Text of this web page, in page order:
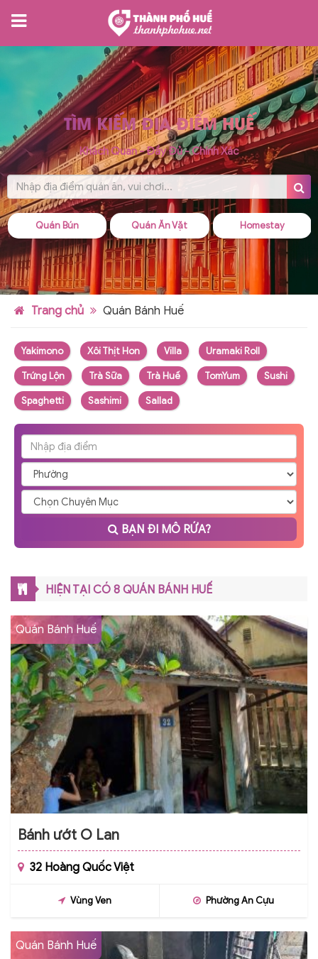
TÌM KIẾM ĐỊA ĐIỂM HUẾ
Khách Quan - Đầy Đủ - Chính Xác
Quán Ăn Vặt Homestay Quán Cháo
Trang chủ Quán Bánh Huế
Yakimono Xôi Thịt Hon Villa Uramaki Roll
Trứng Lộn Trà Sữa Trà Huế TomYum Sushi
Spaghetti Sashimi Sallad
BẠN ĐI MÔ RỨA?
HIỆN TẠI CÓ 8 QUÁN BÁNH HUẾ
Quán Bánh Huế
Bánh ướt O Lan
32 Hoàng Quốc Việt
Vùng Ven Phường An Cựu
Quán Bánh Huế